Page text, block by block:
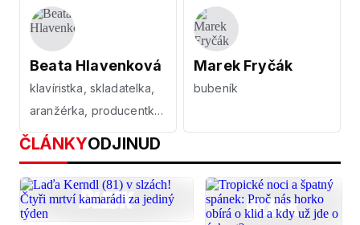
Beata Hlavenková
klavíristka, skladatelka,
aranžérka, producentka,
pedagožka
Marek Fryčák
bubeník
ČLÁNKYODJINUD